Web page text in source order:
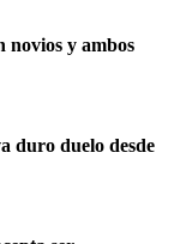
novios y ambos
duro duelo desde